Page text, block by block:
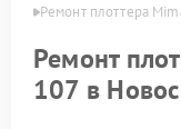
Ремонт плоттера
Ремонт
107 в